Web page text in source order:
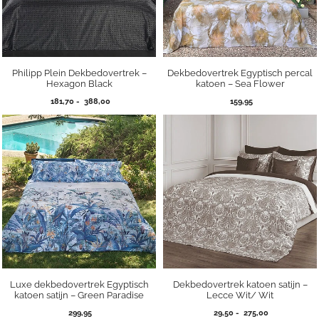
Philipp Plein Dekbedovertrek –
Hexagon Black
181,70 - 388,00Prijsklasse:
tot
388,00
Dekbedovertrek Egyptisch percal
katoen – Sea Flower
159,95
Luxe dekbedovertrek Egyptisch
katoen satijn – Green Paradise
299,95
Dekbedovertrek katoen satijn –
Lecce Wit/ Wit
29,50 - 275,00Prijsklasse: